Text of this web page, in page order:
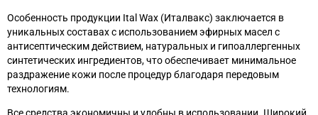
Особенность продукции Ital Wax (Италвакс) заключается в
уникальных составах с использованием эфирных масел с
антисептическим действием, натуральных и гипоаллергенных
синтетических ингредиентов, что обеспечивает минимальное
раздражение кожи после процедур благодаря передовым
технологиям.